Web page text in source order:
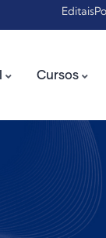
Editais
Cursos